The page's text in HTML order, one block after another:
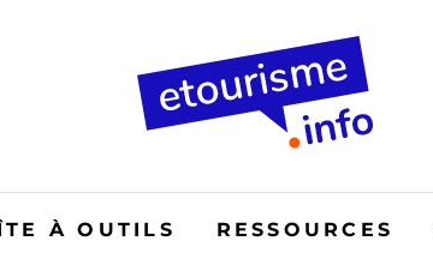
À OUTILS RESSOURCES